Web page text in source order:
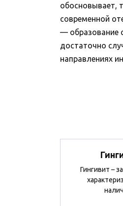
обосновывает,
современной
— образование
достаточно
направлениях
Гингивит –